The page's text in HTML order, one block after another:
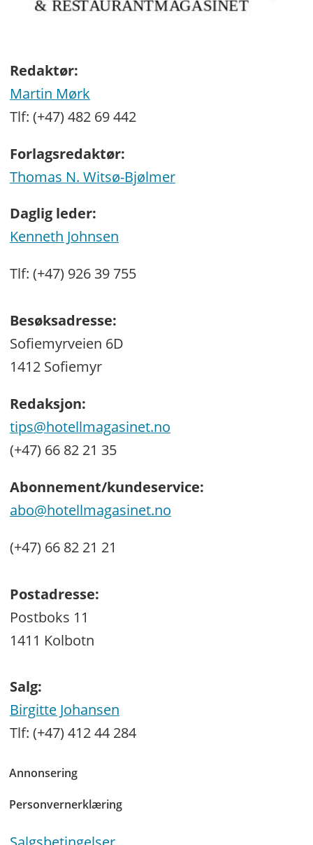
Redaktør:
Martin Mørk
Tlf: (+47) 482 69 442
Forlagsredaktør:
Thomas N. Witsø-Bjølmer
Daglig leder:
Kenneth Johnsen
Tlf: (+47) 926 39 755
Besøksadresse:
Sofiemyrveien 6D
1412 Sofiemyr
Redaksjon:
tips@hotellmagasinet.no
(+47) 66 82 21 35
Abonnement/kundeservice:
abo@hotellmagasinet.no
(+47) 66 82 21 21
Postadresse:
Postboks 11
1411 Kolbotn
Salg:
Birgitte Johansen
Tlf: (+47) 412 44 284
Annonsering
Personvernerklæring